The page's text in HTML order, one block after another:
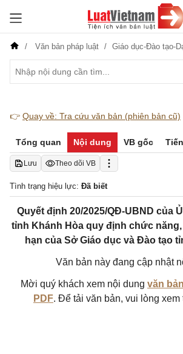
Văn bản pháp luật Giáo dục-Đào tạo-
👉 Quay về: Tra cứu văn bản (phiên bản cũ)
Tổng quan Nội dung VB gốc
Lưu Theo dõi VB
Tình trạng hiệu lực: Đã biết
Quyết định 20/2025/QĐ-UBND của
tỉnh Khánh Hòa quy định chức
hạn của Sở Giáo dục và Đào tạo
Văn bản này đang cập nhật
Mời quý khách xem nội dung văn
PDF. Để tải văn bản, vui lòng xem